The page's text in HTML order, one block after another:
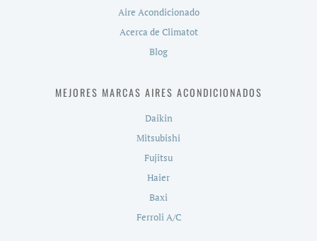
Aire Acondicionado
Acerca de Climatot
Blog
MEJORES MARCAS AIRES ACONDICIONADOS
Daikin
Mitsubishi
Fujitsu
Haier
Baxi
Ferroli A/C